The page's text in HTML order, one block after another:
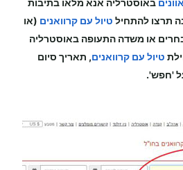
באוסטרליה אנא מלאו בתיבות
תרצו להתחיל טיול עם קרוואנים (או
או משדה התעופה באוסטרליה
טיול עם קרוואנים, תאריך סיום
'חפש'.